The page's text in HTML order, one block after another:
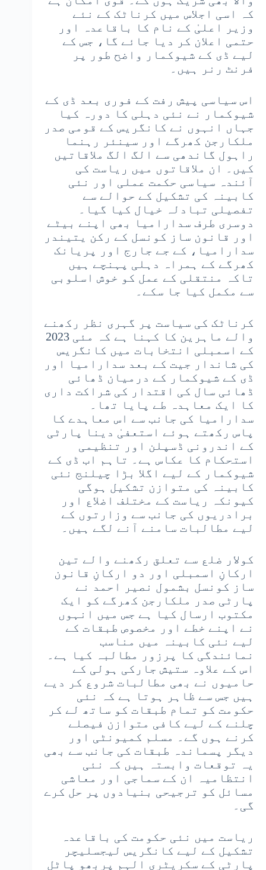
کہ اسی اجلاس میں کرناٹک کے نئے
وزیر اعلیٰ کے نام کا باقاعدہ اور
حتمی اعلان کر دیا جائے گا، جس کے
لیے ڈی کے شیوکمار واضح طور پر
فرنٹ رنر ہیں۔
اس سیاسی پیش رفت کے فوری بعد ڈی کے
شیوکمار نے نئی دہلی کا دورہ کیا
جہاں انہوں نے کانگریس کے قومی صدر
ملکارجن کھرگے اور سینئر رہنما
راہول گاندھی سے الگ الگ ملاقاتیں
کیں۔ ان ملاقاتوں میں ریاست کی
آئندہ سیاسی حکمت عملی اور نئی
کابینہ کی تشکیل کے حوالے سے
تفصیلی تبادلہ خیال کیا گیا۔
دوسری طرف سدارامیا بھی اپنے بیٹے
اور قانون ساز کونسل کے رکن یتیندر
سدارامیا، کے جے جارج اور پریانک
کھرگے کے ہمراہ دہلی پہنچے ہیں
تاکہ منتقلی کے عمل کو خوش اسلوبی
سے مکمل کیا جا سکے۔
کرناٹک کی سیاست پر گہری نظر رکھنے
والے ماہرین کا کہنا ہے کہ مئی 2023
کے اسمبلی انتخابات میں کانگریس
کی شاندار جیت کے بعد سدارامیا اور
ڈی کے شیوکمار کے درمیان ڈھائی
ڈھائی سال کی اقتدار کی شراکت داری
کا ایک معاہدہ طے پایا تھا۔
سدارامیا کی جانب سے اس معاہدے کا
پاس رکھتے ہوئے استعفیٰ دینا پارٹی
کے اندرونی ڈسپلن اور تنظیمی
استحکام کا عکاس ہے۔ تاہم اب ڈی کے
شیوکمار کے لیے اگلا بڑا چیلنج نئی
کابینہ کی متوازن تشکیل ہوگی
کیونکہ ریاست کے مختلف اضلاع اور
برادریوں کی جانب سے وزارتوں کے
لیے مطالبات سامنے آنے لگے ہیں۔
کولار ضلع سے تعلق رکھنے والے تین
ارکانِ اسمبلی اور دو ارکانِ قانون
ساز کونسل بشمول نصیر احمد نے
پارٹی صدر ملکارجن کھرگے کو ایک
مکتوب ارسال کیا ہے جس میں انہوں
نے اپنے خطے اور مخصوص طبقات کے
لیے نئی کابینہ میں مناسب
نمائندگی کا پرزور مطالبہ کیا ہے۔
اس کے علاوہ ستیش جارکی ہولی کے
حامیوں نے بھی مطالبات شروع کر دیے
ہیں جس سے ظاہر ہوتا ہے کہ نئی
حکومت کو تمام طبقات کو ساتھ لے کر
چلنے کے لیے کافی متوازن فیصلے
کرنے ہوں گے۔ مسلم کمیونٹی اور
دیگر پسماندہ طبقات کی جانب سے بھی
یہ توقعات وابستہ ہیں کہ نئی
انتظامیہ ان کے سماجی اور معاشی
مسائل کو ترجیحی بنیادوں پر حل کرے
گی۔
ریاست میں نئی حکومت کی باقاعدہ
تشکیل کے لیے کانگریس لیجسلیچر
پارٹی کے سکریٹری الہم پربھو پاٹل